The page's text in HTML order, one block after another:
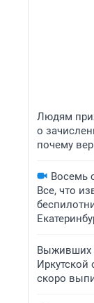
Людям
о
почему
Восемь
Все, что
Выживших
Иркутской
скоро